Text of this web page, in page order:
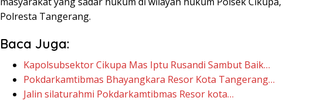
Polresta Tangerang.
Baca Juga:
Kapolsubsektor Cikupa Mas Iptu Rusandi Sambut Baik…
Pokdarkamtibmas Bhayangkara Resor Kota Tangerang…
Jalin silaturahmi Pokdarkamtibmas Resor kota…